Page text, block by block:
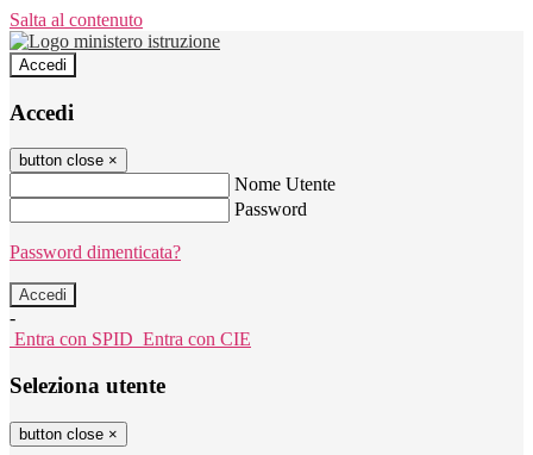
Salta al contenuto
Accedi
Accedi
button close ×
Nome Utente
Password
Password dimenticata?
-
Entra con SPID Entra con CIE
Seleziona utente
button close ×